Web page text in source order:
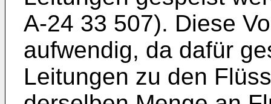
A-24 33 507). Diese
aufwendig, da dafür
Leitungen zu den